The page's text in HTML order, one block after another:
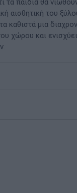
Βιβλία Παιδικών
Βιβλία Νηπιαγωγείων
Γυμνασίων
τα παιδιά θα
αισθητική του
καθιστά μια
χώρου και